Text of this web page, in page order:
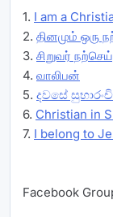
1. I am a
2. தினமும் ஒரு
3. சிறுவர்
4. வாலிபன்
5. දවසේ
6. Christian in
7. I belong to
Facebook